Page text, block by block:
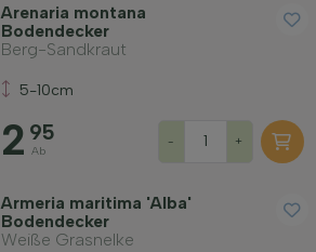
Arenaria montana
Bodendecker
Berg-Sandkraut
5-10cm
2 95
Ab
- +
Armeria maritima 'Alba'
Bodendecker
Weiße Grasnelke